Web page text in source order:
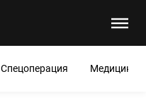
Спецоперация Медицина